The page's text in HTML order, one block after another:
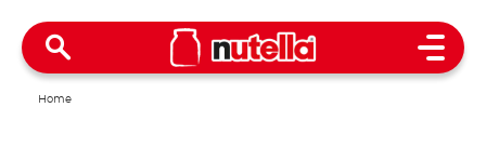
Open
Home